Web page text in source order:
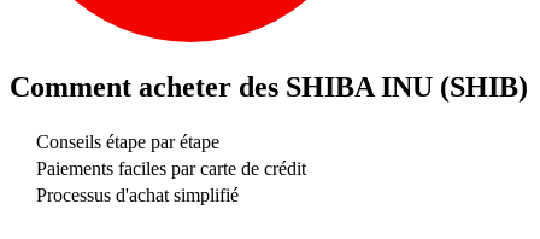
Comment acheter des SHIBA INU (SHIB)
Conseils étape par étape
Paiements faciles par carte de crédit
Processus d'achat simplifié